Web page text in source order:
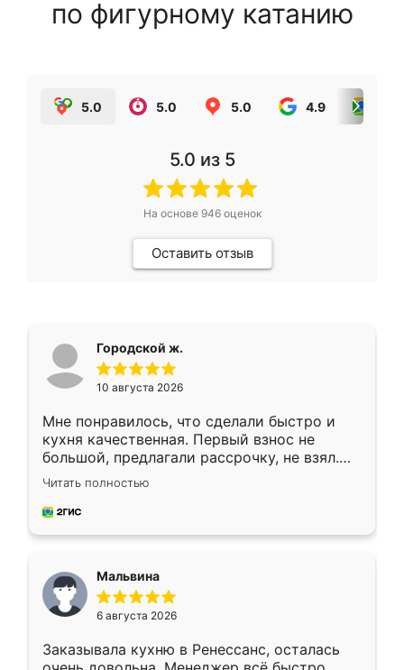
по фигурному катанию
5.0 5.0 5.0 4.9
5.0 из 5
На основе 946оценок
Оставить отзыв
Городской ж.
10 августа 2026
Мне понравилось, что сделали быстро и
кухня качественная. Первый взнос не
большой, предлагали рассрочку, не взял.
Ждал меньше месяца, сборщик с прямыми
руками. По цене вышло адекватно.
Рекомендую!
Читать полностью
Мальвина
6 августа 2026
Заказывала кухню в Ренессанс, осталась